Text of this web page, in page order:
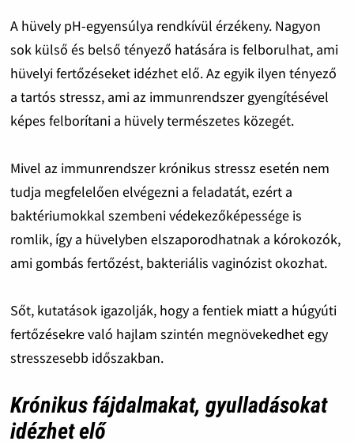
A hüvely pH-egyensúlya rendkívül érzékeny. Nagyon
sok külső és belső tényező hatására is felborulhat, ami
hüvelyi fertőzéseket idézhet elő. Az egyik ilyen tényező
a tartós stressz, ami az immunrendszer gyengítésével
képes felborítani a hüvely természetes közegét.
Mivel az immunrendszer krónikus stressz esetén nem
tudja megfelelően elvégezni a feladatát, ezért a
baktériumokkal szembeni védekezőképessége is
romlik, így a hüvelyben elszaporodhatnak a kórokozók,
ami gombás fertőzést, bakteriális vaginózist okozhat.
Sőt, kutatások igazolják, hogy a fentiek miatt a húgyúti
fertőzésekre való hajlam szintén megnövekedhet egy
stresszesebb időszakban.
Krónikus fájdalmakat, gyulladásokat
idézhet elő